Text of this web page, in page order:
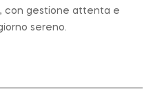
con gestione attenta e
sereno.